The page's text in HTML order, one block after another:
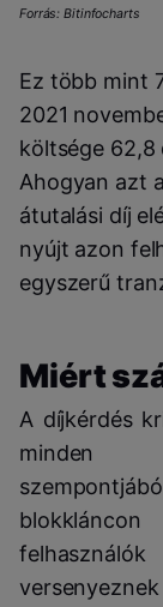
Forrás: Bitinfocharts
Ez több mint
2021
költsége 62,8
Ahogyan azt
átutalási díj
nyújt azon
egyszerű
Miért
A díjkérdés
minden